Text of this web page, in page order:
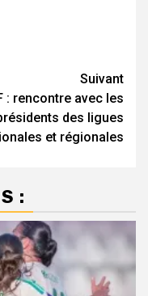
Suivant
: rencontre avec les
des ligues
et régionales
: